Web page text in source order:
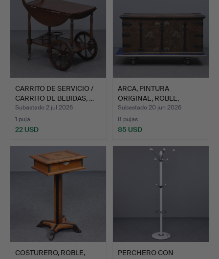
CARRITO DE SERVICIO /
CARRITO DE BEBIDAS, …
Subastado 2 jul 2026
1 puja
22 USD
ARCA, PINTURA
ORIGINAL, ROBLE,
HERRAJES DE…
Subastado 20 jun 2026
8 pujas
85 USD
COSTURERO, ROBLE,
PERCHERO CON